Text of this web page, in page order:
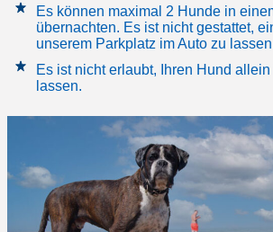
Es können maximal 2 Hunde in
übernachten. Es ist nicht gestattet,
unserem Parkplatz im Auto zu
Es ist nicht erlaubt, Ihren Hund
lassen.